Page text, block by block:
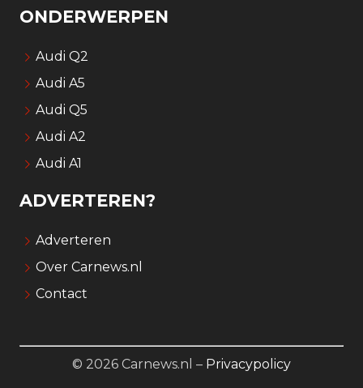
ONDERWERPEN
Audi Q2
Audi A5
Audi Q5
Audi A2
Audi A1
ADVERTEREN?
Adverteren
Over Carnews.nl
Contact
© 2026 Carnews.nl – Privacypolicy